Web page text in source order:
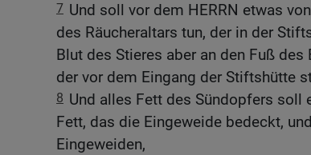
7 Und soll vor dem HERRN etwas
des Räucheraltars tun, der in der
Blut des Stieres aber an den Fuß
der vor dem Eingang der Stiftshütte
8 Und alles Fett des Sündopfers soll
Fett, das die Eingeweide bedeckt,
Eingeweiden,